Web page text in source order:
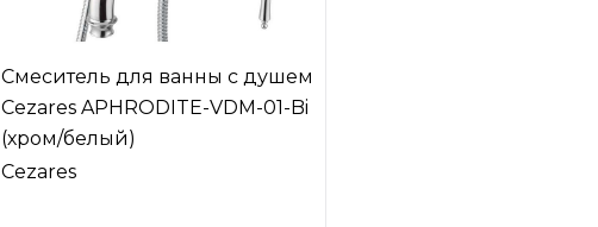
Смеситель для ванны с душем
Cezares APHRODITE-VDM-01-Bi
(хром/белый)
Cezares